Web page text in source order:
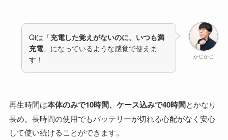
かじかじ
Qiは「充電した覚えがないのに、いつも満
充電 」になっているような感覚で使えま
す！
再生時間は本体のみで10時間、ケース込みで40時間とかなり
長め。長時間の使用でもバッテリーが切れる心配がなく安心
して使い続けることができます。